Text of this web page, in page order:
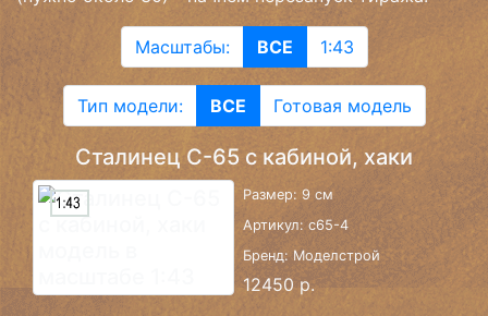
Масштабы: ВСЕ 1:43
Тип модели: ВСЕ Готовая модель
Сталинец С-65 с кабиной, хаки
Размер: 9 см
Артикул: c65-4
Бренд: Моделстрой
12450 р.